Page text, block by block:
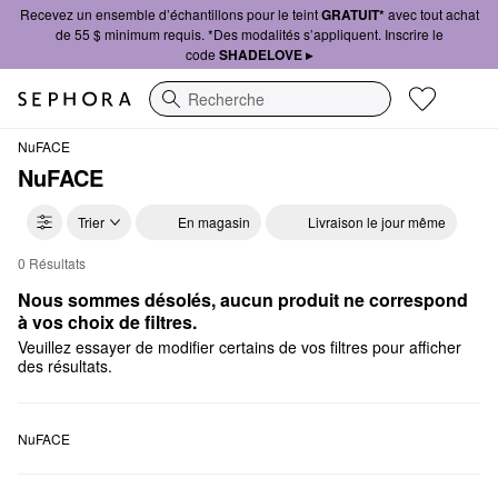
Recevez un ensemble d’échantillons pour le teintGRATUIT*avec tout achat
de 55 $ minimum requis. *Des modalités s’appliquent. Inscrire le
code SHADELOVE ▸
Recherche
NuFACE
NuFACE
Trier En magasin Livraison le jour même
NuFACE Nettoyants
0 Résultats
Nous sommes désolés, aucun produit ne correspond
à vos choix de filtres.
Veuillez essayer de modifier certains de vos filtres pour afficher
des résultats.
NuFACE